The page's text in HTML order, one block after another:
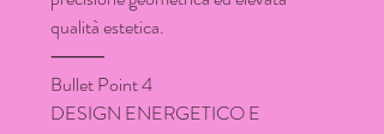
qualità estetica.
⸻
Bullet Point 4
DESIGN ENERGETICO E